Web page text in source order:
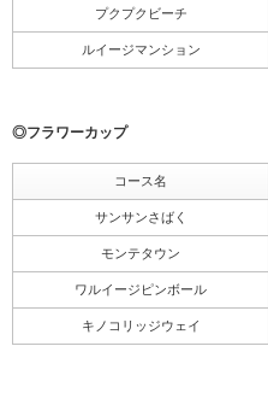
プクプクビーチ
ルイージマンション
◎フラワーカップ
コース名
サンサンさばく
モンテタウン
ワルイージピンボール
キノコリッジウェイ